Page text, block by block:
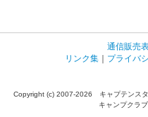
通信販売
リンク集 ｜ プライバ
Copyright (c) 2007-2026 キャプテンスタ
キャンプクラ